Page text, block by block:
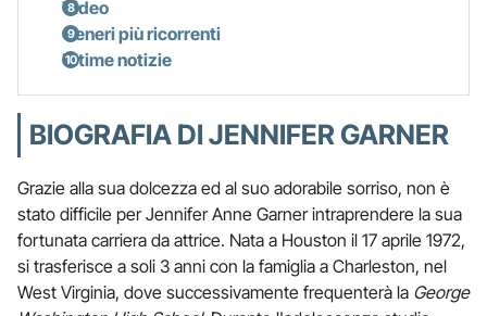
Video
Generi più ricorrenti
Ultime notizie
BIOGRAFIA DI JENNIFER GARNER
Grazie alla sua dolcezza ed al suo adorabile sorriso, non è
stato difficile per Jennifer Anne Garner intraprendere la sua
fortunata carriera da attrice. Nata a Houston il 17 aprile 1972,
si trasferisce a soli 3 anni con la famiglia a Charleston, nel
West Virginia, dove successivamente frequenterà la George